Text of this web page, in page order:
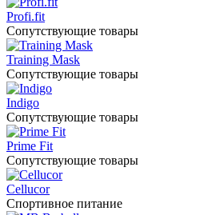
Profi.fit
Сопутствующие товары
Training Mask
Сопутствующие товары
Indigo
Сопутствующие товары
Prime Fit
Сопутствующие товары
Cellucor
Спортивное питание